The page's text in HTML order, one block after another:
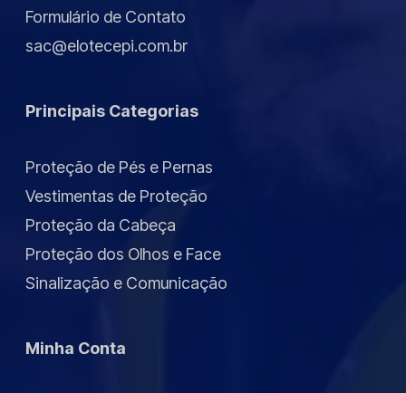
Formulário de Contato
sac@elotecepi.com.br
Principais Categorias
Proteção de Pés e Pernas
Vestimentas de Proteção
Proteção da Cabeça
Proteção dos Olhos e Face
Sinalização e Comunicação
Minha Conta